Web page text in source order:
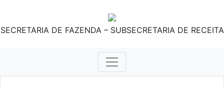
SECRETARIA DE FAZENDA – SUBSECRETARIA DE RECEITA